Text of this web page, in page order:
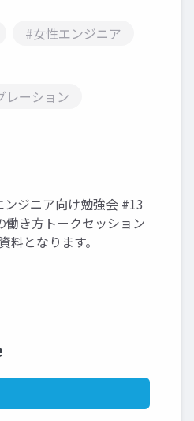
#女性エンジニア
レーション
ジニア向け勉強会 #13
働き方トークセッション
料となります。